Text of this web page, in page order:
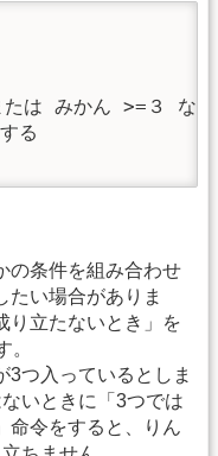
は みかん >=３ なら
る
の条件を組み合わせ
たい場合がありま
り立たないとき」を
。
3つ入っているとしま
いときに「3つでは
命令をすると、りん